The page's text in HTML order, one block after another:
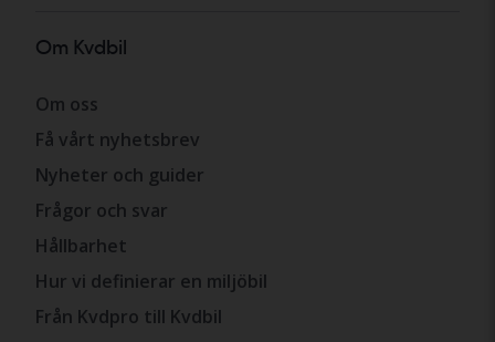
Om Kvdbil
Om oss
Få vårt nyhetsbrev
Nyheter och guider
Frågor och svar
Hållbarhet
Hur vi definierar en miljöbil
Från Kvdpro till Kvdbil